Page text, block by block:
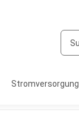
Stromversorgung